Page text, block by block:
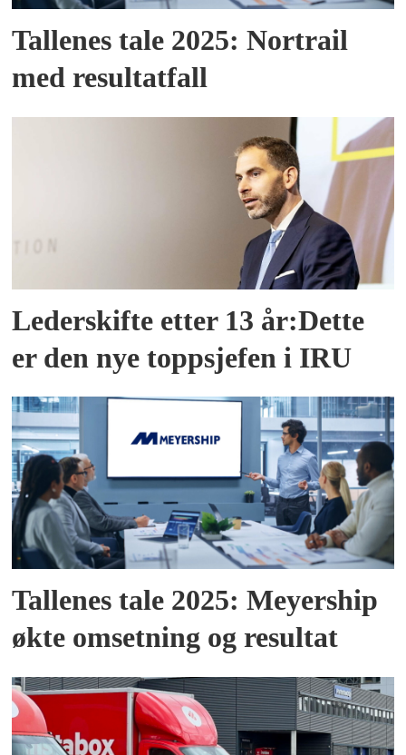
Tallenes tale 2025: Nortrail
med resultatfall
Lederskifte etter 13 år:Dette
er den nye toppsjefen i IRU
Tallenes tale 2025: Meyership
økte omsetning og resultat